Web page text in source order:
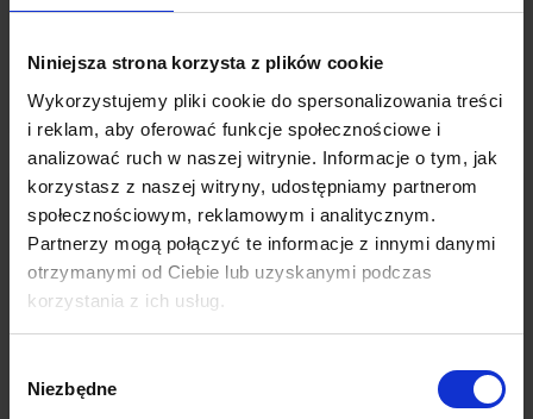
Niniejsza strona korzysta z plików cookie
Wykorzystujemy pliki cookie do spersonalizowania treści
i reklam, aby oferować funkcje społecznościowe i
analizować ruch w naszej witrynie. Informacje o tym, jak
korzystasz z naszej witryny, udostępniamy partnerom
społecznościowym, reklamowym i analitycznym.
Partnerzy mogą połączyć te informacje z innymi danymi
otrzymanymi od Ciebie lub uzyskanymi podczas
korzystania z ich usług.
zgody
Niezbędne
Nałożenie powłoki ceramicznej w Volkswagen Tiguan R-Line